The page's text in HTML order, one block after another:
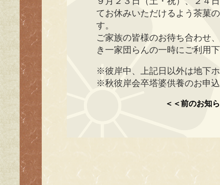
てお休みいただけるよう茶菓
す。
ご家族の皆様のお待ち合わせ
き一家団らんの一時にご利用
※彼岸中、上記日以外は地下
※秋彼岸会卒塔婆供養のお申
＜＜前のお知